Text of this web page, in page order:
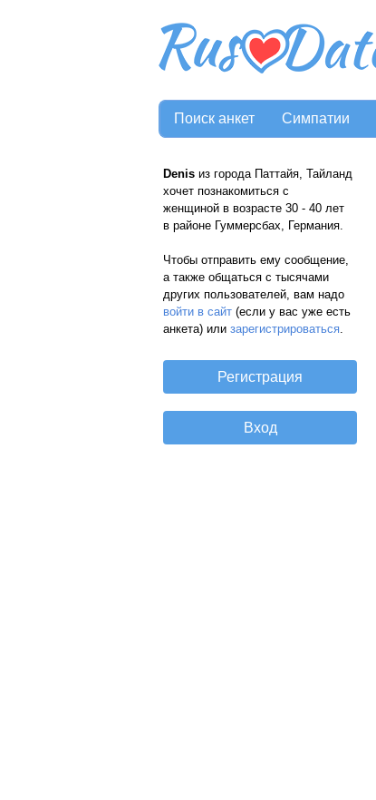
Поиск анкет Симпатии
Denis из города Паттайя, Тайланд
хочет познакомиться с
женщиной в возрасте 30 - 40 лет
в районе Гуммерсбах, Германия.
Чтобы отправить ему сообщение,
а также общаться с тысячами
других пользователей, вам надо
войти в сайт (если у вас уже есть
анкета) или зарегистрироваться.